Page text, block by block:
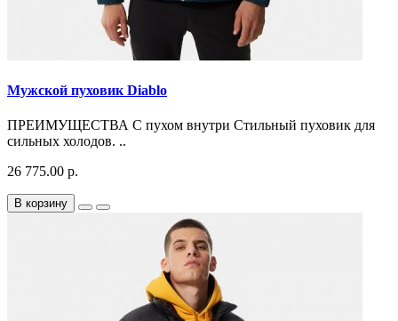
Мужской пуховик Diablo
ПРЕИМУЩЕСТВА С пухом внутри Стильный пуховик для
сильных холодов. ..
26 775.00 р.
В корзину